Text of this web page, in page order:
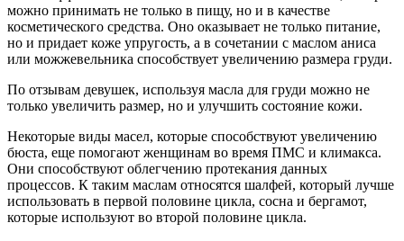
можно принимать не только в пищу, но и в качестве
косметического средства. Оно оказывает не только питание,
но и придает коже упругость, а в сочетании с маслом аниса
или можжевельника способствует увеличению размера груди.
По отзывам девушек, используя масла для груди можно не
только увеличить размер, но и улучшить состояние кожи.
Некоторые виды масел, которые способствуют увеличению
бюста, еще помогают женщинам во время ПМС и климакса.
Они способствуют облегчению протекания данных
процессов. К таким маслам относятся шалфей, который лучше
использовать в первой половине цикла, сосна и бергамот,
которые используют во второй половине цикла.